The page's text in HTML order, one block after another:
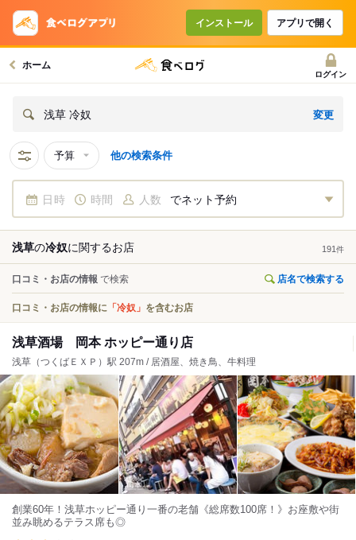
インストール アプリで開く
ホーム
ログイン
浅草 冷奴 変更
予算 他の検索条件
日時 時間 人数 でネット予約
浅草の冷奴に関するお店 191 件
口コミ・お店の情報 で検索 店名で検索する
口コミ・お店の情報に 「冷奴」 を含むお店
浅草酒場 岡本 ホッピー通り店
浅草（つくばＥＸＰ）駅 207m / 居酒屋、焼き鳥、牛料理
創業60年！浅草ホッピー通り一番の老舗《総席数100席！》お座敷や街
並み眺めるテラス席も◎